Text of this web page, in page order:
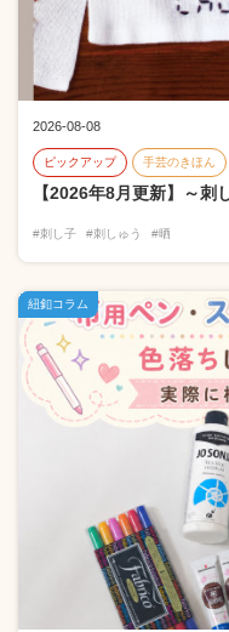
2026-08-08
ピックアップ 手芸のきほん
【2026年8月更新】～刺
#刺し子 #刺しゅう #晒
紐釦コラム